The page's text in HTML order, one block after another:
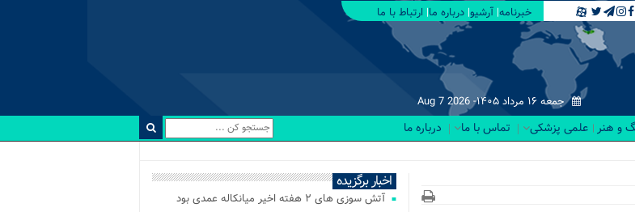
خبرنامه آرشیو درباره ما ارتباط با ما
جمعه ۱۶ مرداد ۱۴۰۵- Aug 7 2026
و هنر علمی پزشکی تماس با ما درباره ما
اخبار برگزیده
آتش‌ سوزی‌ های ۲ هفته اخیر میانکاله عمدی بود